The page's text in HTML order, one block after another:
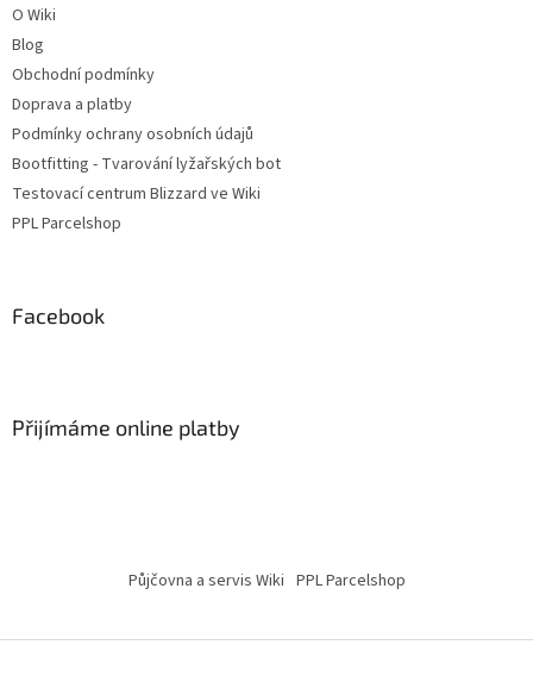
O Wiki
Blog
Obchodní podmínky
Doprava a platby
Podmínky ochrany osobních údajů
Bootfitting - Tvarování lyžařských bot
Testovací centrum Blizzard ve Wiki
PPL Parcelshop
Facebook
Přijímáme online platby
Půjčovna a servis Wiki PPL Parcelshop